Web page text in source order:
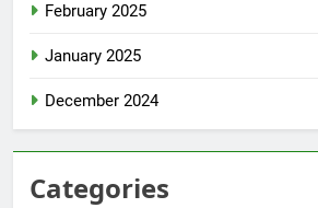
February 2025
January 2025
December 2024
Categories